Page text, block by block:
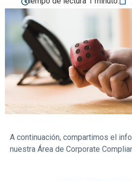
A continuación, compartimos el
nuestra Área de Corporate